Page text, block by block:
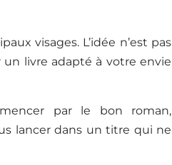
visages. L’idée n’est pas
livre adapté à votre envie
par le bon roman,
lancer dans un titre qui ne